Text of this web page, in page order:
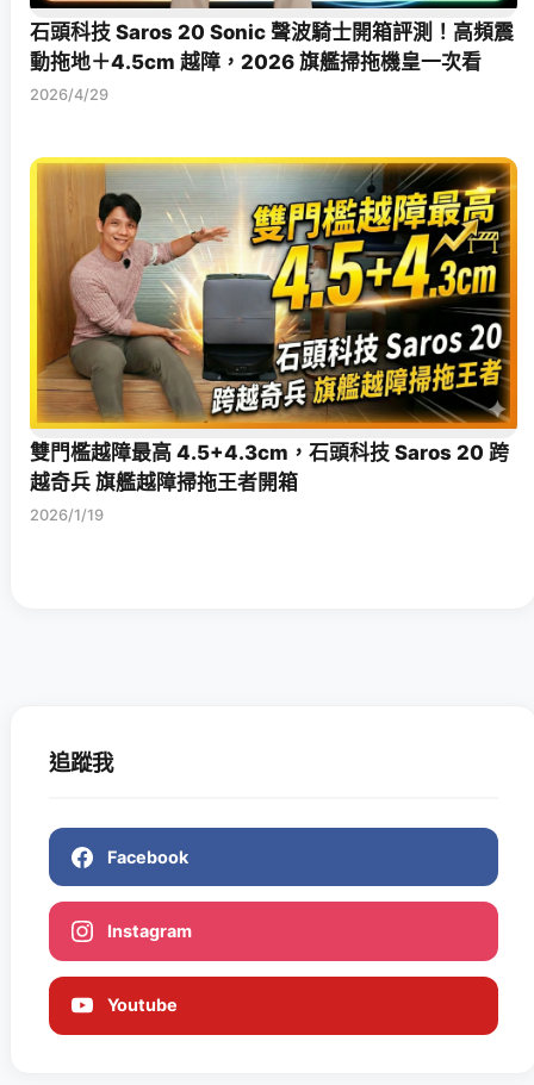
石頭科技 Saros 20 Sonic 聲波騎士開箱評測！高頻震
動拖地＋4.5cm 越障，2026 旗艦掃拖機皇一次看
2026/4/29
雙門檻越障最高 4.5+4.3cm，石頭科技 Saros 20 跨
越奇兵 旗艦越障掃拖王者開箱
2026/1/19
追蹤我
Facebook
Instagram
Youtube